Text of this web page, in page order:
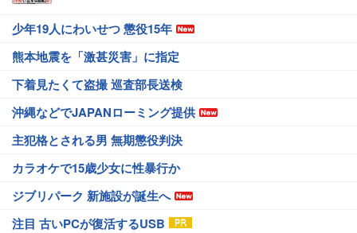
少年19人にわいせつ 懲役15年
熊本地震を「激甚災害」に指定
下着見たくて盗撮 巡査部長送検
沖縄などでJAPANローミング提供
主犯格とされる男 無期懲役判決
カラオケで15歳少女に性暴行か
ジブリパーク 新施設が誕生へ
注目 古いPCが復活するUSB